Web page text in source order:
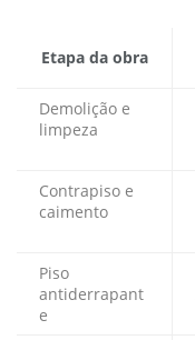
Etapa da obra
Demolição e
limpeza
Contrapiso e
caimento
Piso
antiderrapant
e